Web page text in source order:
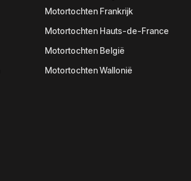
Motortochten Frankrijk
Motortochten Hauts-de-France
Motortochten België
Motortochten Wallonië